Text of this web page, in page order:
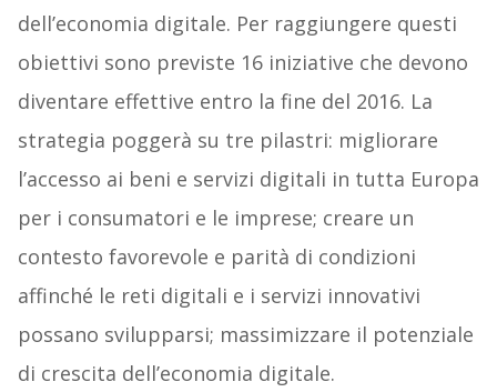
dell’economia digitale. Per raggiungere questi
obiettivi sono previste 16 iniziative che devono
diventare effettive entro la fine del 2016. La
strategia poggerà su tre pilastri: migliorare
l’accesso ai beni e servizi digitali in tutta Europa
per i consumatori e le imprese; creare un
contesto favorevole e parità di condizioni
affinché le reti digitali e i servizi innovativi
possano svilupparsi; massimizzare il potenziale
di crescita dell’economia digitale.